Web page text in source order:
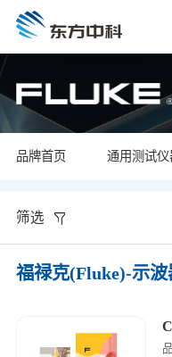
品牌首页 通用测试仪
筛选
福禄克(Fluke)-示波